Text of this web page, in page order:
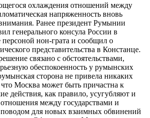
охлаждения отношений между
напряженность вновь
Ранее президент Румынии
генерального консула России в
персоной нон-грата и сообщил о
представительства в Констанце.
связано с обстоятельствами,
обеспокоенность у румынских
сторона не привела никаких
что Москва может быть причастна к
действия, как правило, усугубляют и
между государствами и
поводом для новых взаимных обвинений